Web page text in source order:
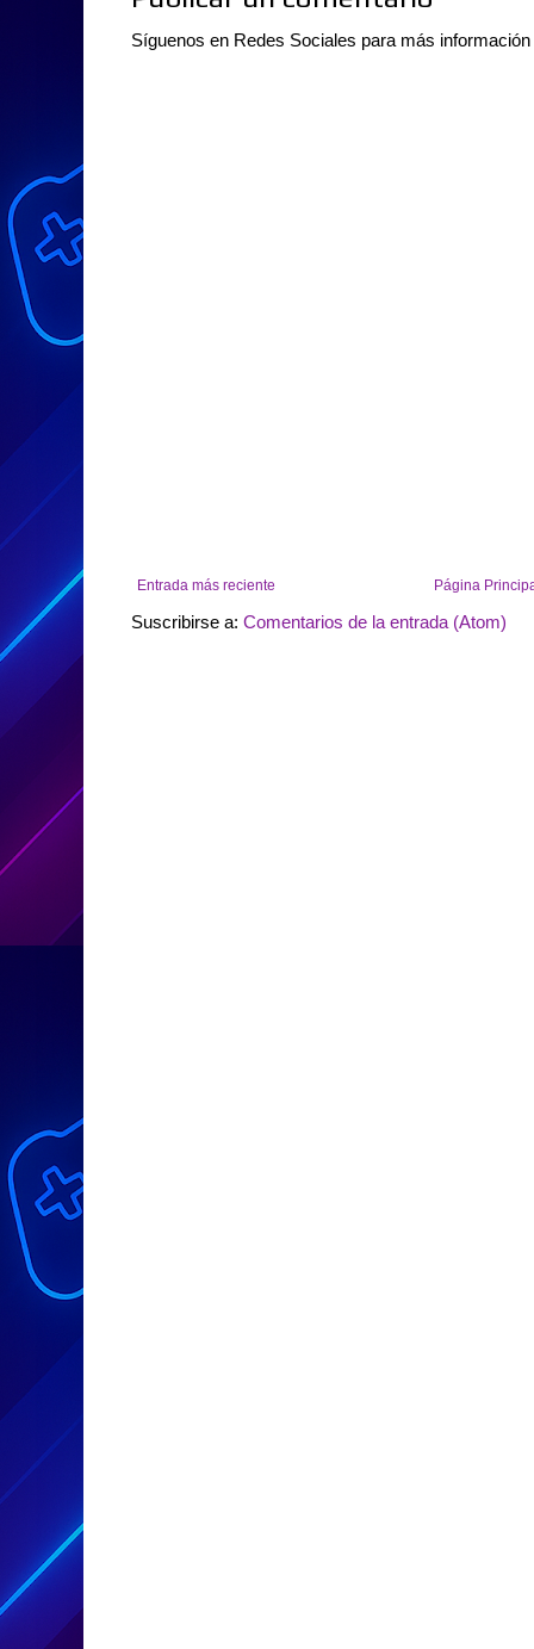
Síguenos en Redes Sociales para más
Entrada más reciente Página
Suscribirse a: Comentarios de la entrada (Atom)